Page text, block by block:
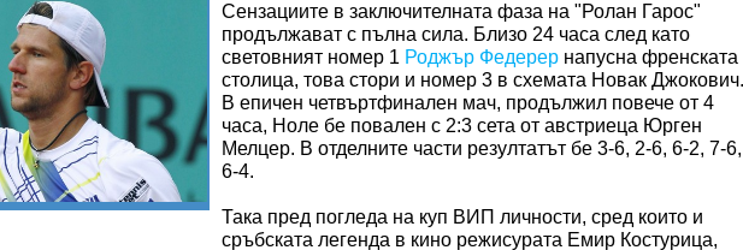
Сензациите в заключителната фаза на "Ролан Гарос"
продължават с пълна сила. Близо 24 часа след като
световният номер 1 Роджър Федерер напусна френската
столица, това стори и номер 3 в схемата Новак Джокович.
В епичен четвъртфинален мач, продължил повече от 4
часа, Ноле бе повален с 2:3 сета от австриеца Юрген
Мелцер. В отделните части резултатът бе 3-6, 2-6, 6-2, 7-6,
6-4.
Така пред погледа на куп ВИП личности, сред които и
сръбската легенда в кино режисурата Емир Костурица,